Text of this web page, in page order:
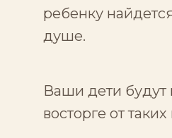
ребенку
душе.
Ваши дети будут
восторге от